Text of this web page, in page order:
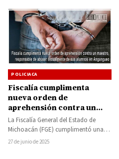
POLICIACA
Fiscalía cumplimenta
nueva orden de
aprehensión contra un
maestro, responsable de
abusar sexualmente de sus
alumnos en Angangueo
La Fiscalía General del Estado de
Michoacán (FGE) cumplimentó una
nueva orden de aprehensión en
27 de junio de 2025